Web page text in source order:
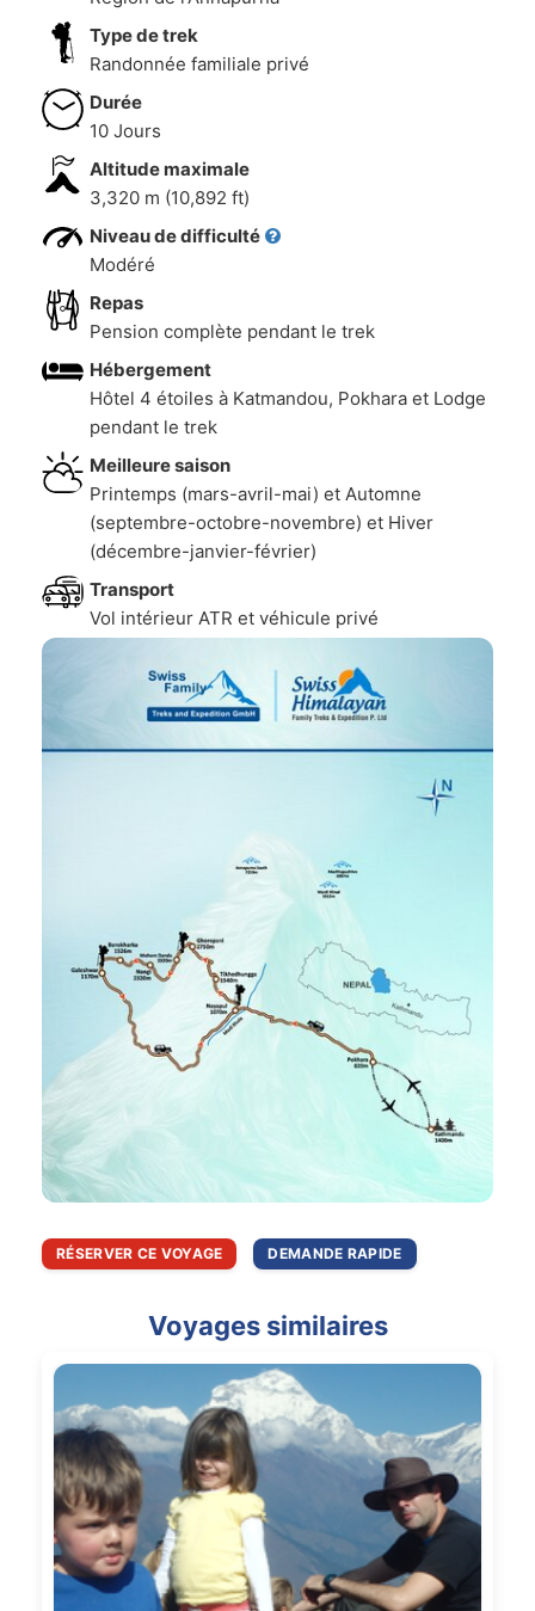
Type de trek
Randonnée familiale privé
Durée
10 Jours
Altitude maximale
3,320 m (10,892 ft)
Niveau de difficulté
Modéré
Repas
Pension complète pendant le trek
Hébergement
Hôtel 4 étoiles à Katmandou, Pokhara et Lodge
pendant le trek
Meilleure saison
Printemps (mars-avril-mai) et Automne
(septembre-octobre-novembre) et Hiver
(décembre-janvier-février)
Transport
Vol intérieur ATR et véhicule privé
RÉSERVER CE VOYAGE DEMANDE RAPIDE
Voyages similaires